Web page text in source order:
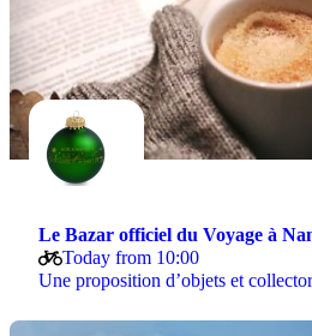
Le Bazar officiel du Voyage à
Today from 10:00
Une proposition d’objets et